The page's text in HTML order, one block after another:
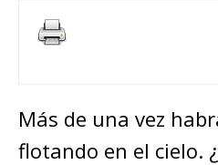
Más de una vez
flotando en el cielo.